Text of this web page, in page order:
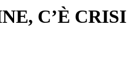
C’È CRISI